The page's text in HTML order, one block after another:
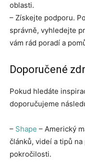
oblasti.
– Získejte podporu.
správně, vyhledejte
vám rád poradí a
Doporučené
Pokud hledáte
doporučujeme
– Shape – Americký
článků, videí a tipů
pokročilosti.